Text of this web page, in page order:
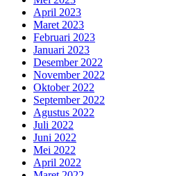
April 2023
Maret 2023
Februari 2023
Januari 2023
Desember 2022
November 2022
Oktober 2022
September 2022
Agustus 2022
Juli 2022
Juni 2022
Mei 2022
April 2022